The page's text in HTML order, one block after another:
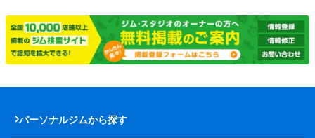
パーソナルジムから探す